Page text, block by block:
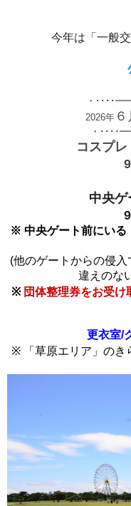
今年は「一般
・････
2026年６
・････
コスプ
中央
※ 中央ゲート前にいる
(他のゲートからの侵
違えのな
※ 団体整理券をお受
更衣室/
※ 「草原エリア」のき